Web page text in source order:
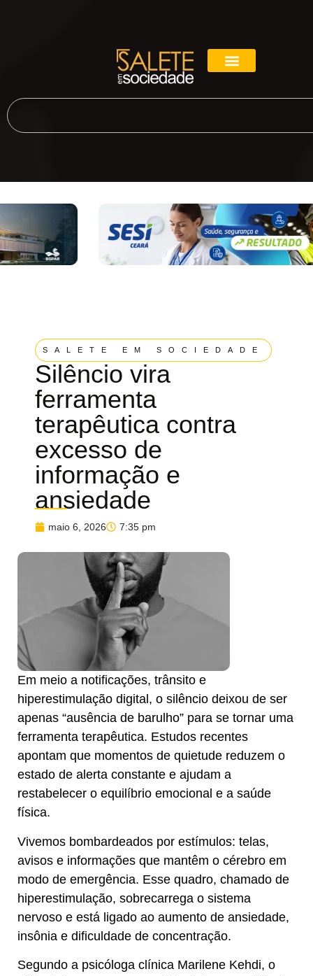
SALETE EM SOCIEDADE
Silêncio vira
ferramenta
terapêutica contra
excesso de
informação e
ansiedade
maio 6, 2026 7:35 pm
Em meio a notificações, trânsito e
hiperestimulação digital, o silêncio deixou de ser
apenas “ausência de barulho” para se tornar uma
ferramenta terapêutica. Estudos recentes
apontam que momentos de quietude reduzem o
estado de alerta constante e ajudam a
restabelecer o equilíbrio emocional e a saúde
física.
Vivemos bombardeados por estímulos: telas,
avisos e informações que mantêm o cérebro em
modo de emergência. Esse quadro, chamado de
hiperestimulação, sobrecarrega o sistema
nervoso e está ligado ao aumento de ansiedade,
insônia e dificuldade de concentração.
Segundo a psicóloga clínica Marilene Kehdi, o